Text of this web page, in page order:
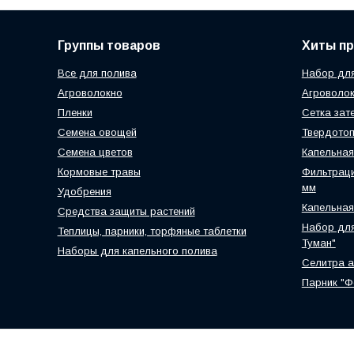
Группы товаров
Все для полива
Агроволокно
Пленки
Семена овощей
Семена цветов
Кормовые травы
Удобрения
Средства защиты растений
Теплицы, парники, торфяные таблетки
Наборы для капельного полива
Хиты
Набор
Сетка
мм
Набор
Туман"
Селитра
Парник